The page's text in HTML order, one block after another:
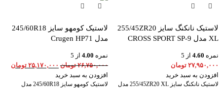
لاستیک نانکنگ سایز 255/45ZR20
XL مدل CROSS SPORT SP-9
نمره 4.60 از 5
۲۷,۹۵۰,۰۰۰ تومان
افزودن به سبد خرید
لاستیک نانکنگ سایز 255/45ZR20 XL مدل
لاستیک کومهو سایز 245/60R18
مدل Crugen HP71
نمره 4.00 از 5
۲۶,۷۵۰,۰۰۰ تومان ۲۵,۱۷۰,۰۰۰ تومان
افزودن به سبد خرید
لاستیک کومهو سایز 245/60R18 مدل